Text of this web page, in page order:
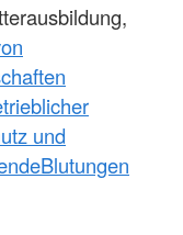
und
Blutungen